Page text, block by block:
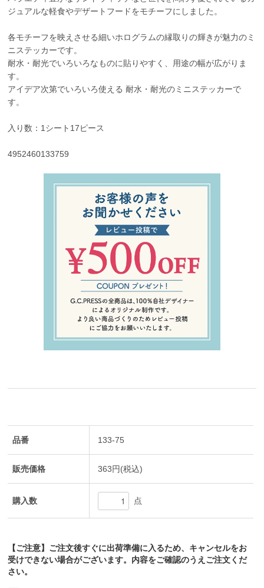
ジュアルな軽食やデザートフードをモチーフにしました。
各モチーフを映えさせる細いホログラムの縁取りの輝きが魅力のミ
ニステッカーです。
耐水・耐光でいろいろなものに貼りやすく、用途の幅が広がりま
す。
アイデア次第でいろいろ使える 耐水・耐光のミニステッカーで
す。
入り数：1シート17ピース
4952460133759
品番 133-75
販売価格 363円(税込)
購入数 点
【ご注意】ご注文後すぐに出荷準備に入るため、キャンセルをお
受けできない場合がございます。内容をご確認のうえご注文くだ
さい。